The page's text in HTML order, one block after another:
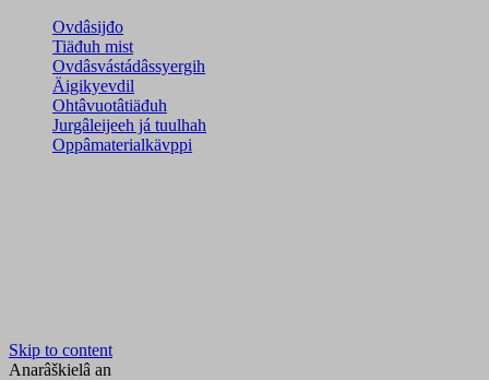
Ovdâsijđo
Tiäđuh mist
Ovdâsvástádâssyergih
Äigikyevdil
Ohtâvuotâtiäđuh
Jurgâleijeeh já tuulhah
Oppâmaterialkävppi
Skip to content
Anarâškielâ an